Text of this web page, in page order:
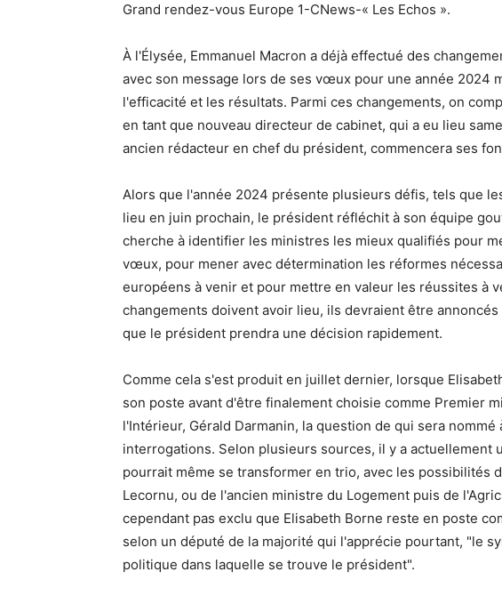
Grand rendez-vous Europe 1-CNews-« Les Echos ».
À l'Élysée, Emmanuel Macron a déjà effectué des
avec son message lors de ses vœux pour une année 2024
l'efficacité et les résultats. Parmi ces changements, on
en tant que nouveau directeur de cabinet, qui a eu lieu
ancien rédacteur en chef du président, commencera ses
Alors que l'année 2024 présente plusieurs défis, tels que
lieu en juin prochain, le président réfléchit à son équipe
cherche à identifier les ministres les mieux qualifiés pour
vœux, pour mener avec détermination les réformes
européens à venir et pour mettre en valeur les réussites à
changements doivent avoir lieu, ils devraient être
que le président prendra une décision rapidement.
Comme cela s'est produit en juillet dernier, lorsque
son poste avant d'être finalement choisie comme Premier
l'Intérieur, Gérald Darmanin, la question de qui sera
interrogations. Selon plusieurs sources, il y a actuellement
pourrait même se transformer en trio, avec les possibilités
Lecornu, ou de l'ancien ministre du Logement puis de
cependant pas exclu que Elisabeth Borne reste en poste
selon un député de la majorité qui l'apprécie pourtant, "le
politique dans laquelle se trouve le président".